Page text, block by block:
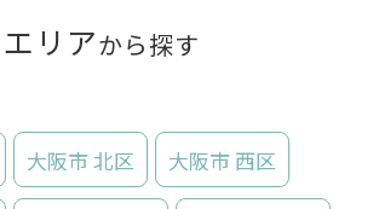
エリアから探す
大阪市 北区 大阪市 西区